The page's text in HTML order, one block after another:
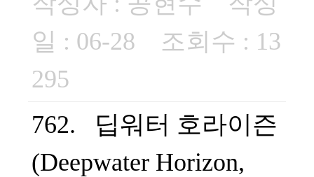
일 : 06-28 조회수 : 13
295
762. 딥워터 호라이즌
(Deepwater Horizon,